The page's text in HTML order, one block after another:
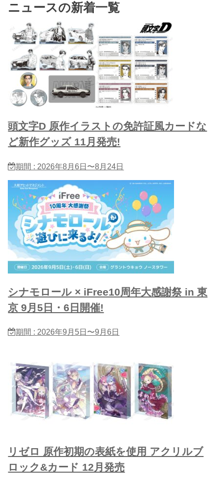
ニュースの新着一覧
頭文字D 原作イラストの免許証風カードな
ど新作グッズ 11月発売!
期間 : 2026年8月6日〜8月24日
シナモロール × iFree10周年大感謝祭 in 東
京 9月5日・6日開催!
期間 : 2026年9月5日〜9月6日
リゼロ 原作初期の表紙を使用 アクリルブ
ロック&カード 12月発売